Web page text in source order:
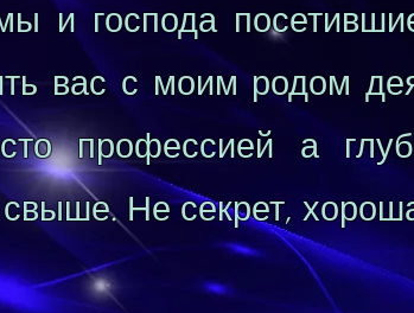
и господа
вас с моим родом
профессией а
Не секрет,